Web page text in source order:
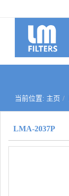
当前位置: 主页
LMA-2037P